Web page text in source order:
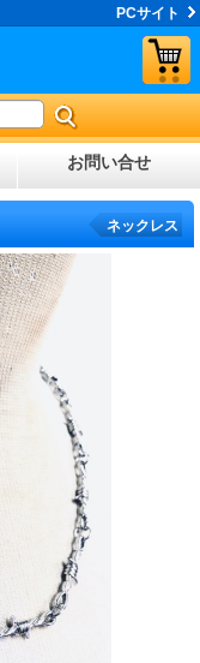
PCサイト
お問い合せ
ネックレス